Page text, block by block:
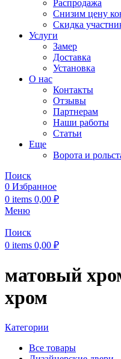
Распродажа
Снизим цену
Скидка
Услуги
Замер
Доставка
Установка
О нас
Контакты
Отзывы
Партнерам
Наши работы
Статьи
Еще
Ворота и
Поиск
0 Избранное
0 items 0,00 ₽
Меню
Поиск
0 items 0,00 ₽
матовый
хром
Категории
Все товары